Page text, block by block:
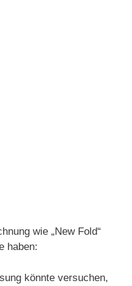
wie „New Fold“
haben:
könnte versuchen,